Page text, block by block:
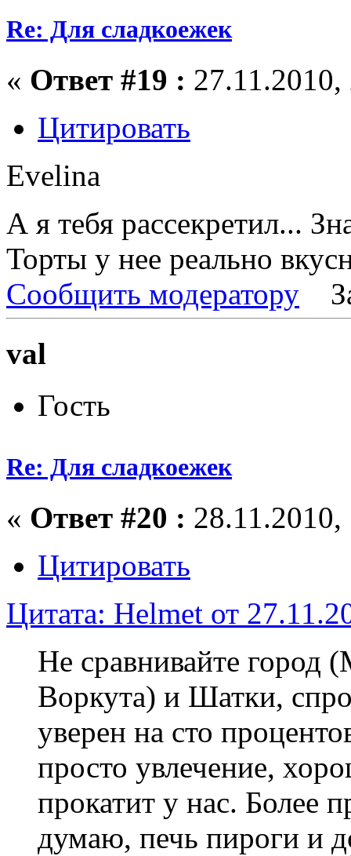
Re: Для сладкоежек
« Ответ #19 :
Цитировать
Evelina
А я тебя рассекретил...
Торты у нее реально
Сообщить модератору
val
Гость
Re: Для сладкоежек
« Ответ #20 :
Цитировать
Цитата: Helmet от
Не сравнивайте город
Воркута) и Шатки,
уверен на сто
просто увлечение,
прокатит у нас. Более
думаю, печь пироги и